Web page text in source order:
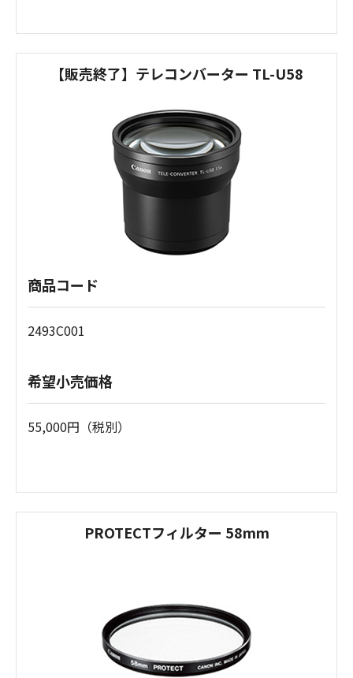
【販売終了】テレコンバーター TL-U58
商品コード
2493C001
希望小売価格
55,000円（税別）
PROTECTフィルター 58mm